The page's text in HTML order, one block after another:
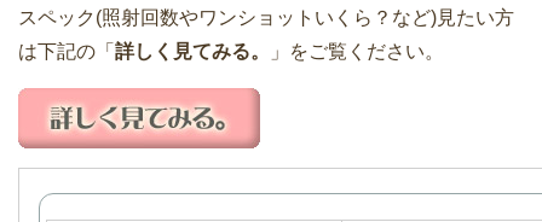
スペック(照射回数やワンショットいくら？など)見たい方
は下記の「 詳しく見てみる。 」をご覧ください。